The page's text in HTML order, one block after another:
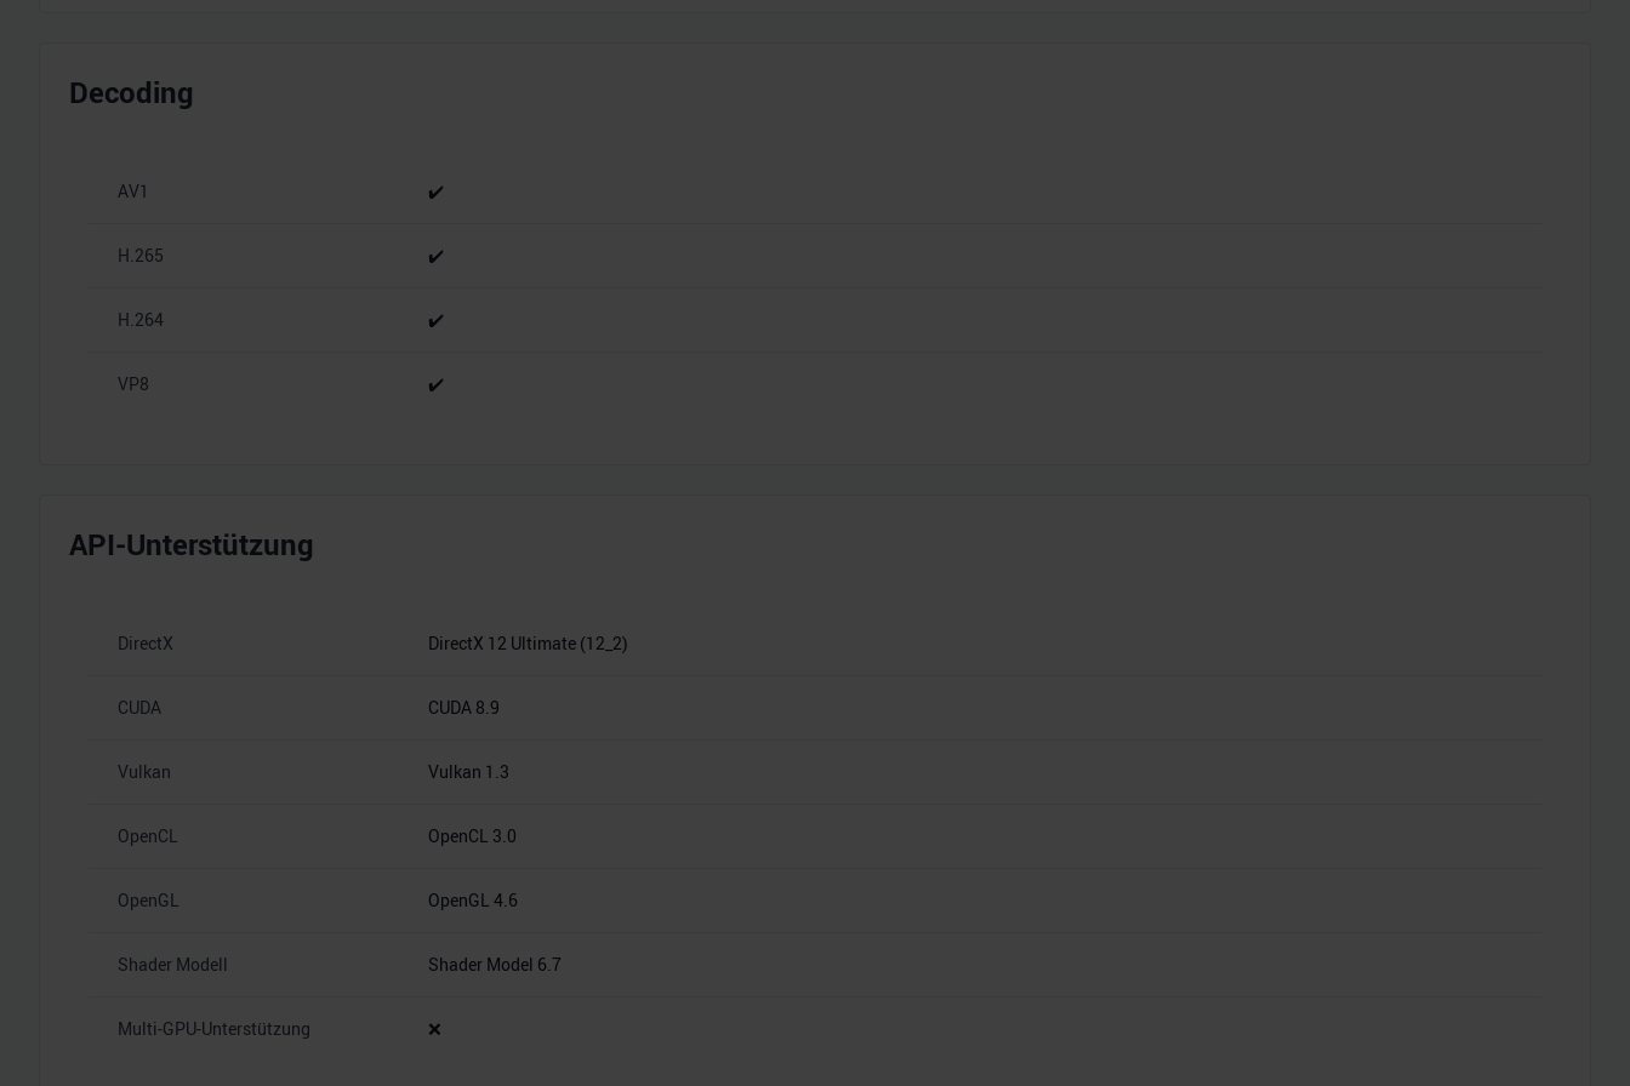
Decoding
AV1 ✔️
H.265 ✔️
H.264 ✔️
VP8 ✔️
API-Unterstützung
DirectX DirectX 12 Ultimate (12_2)
CUDA CUDA 8.9
Vulkan Vulkan 1.3
OpenCL OpenCL 3.0
OpenGL OpenGL 4.6
Shader Modell Shader Model 6.7
Multi-GPU-Unterstützung ❌